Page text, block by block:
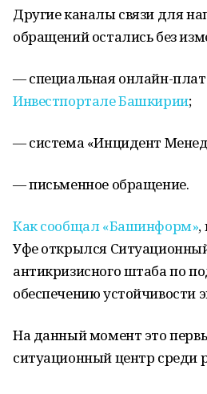
Другие каналы связи для
обращений остались без
— специальная онлайн-
Инвестпортале Башкирии;
— система «Инцидент
— письменное обращение.
Как сообщал «Башинформ»,
Уфе открылся
антикризисного штаба по
обеспечению устойчивости
На данный момент это
ситуационный центр среди